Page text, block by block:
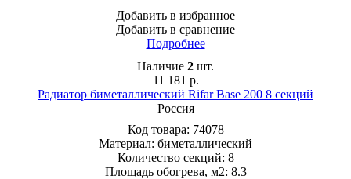
Добавить в избранное
Добавить в сравнение
Подробнее
Наличие 2 шт.
11 181 р.
Радиатор биметаллический Rifar Base 200 8 секций
Россия
Код товара: 74078
Материал: биметаллический
Количество секций: 8
Площадь обогрева, м2: 8.3